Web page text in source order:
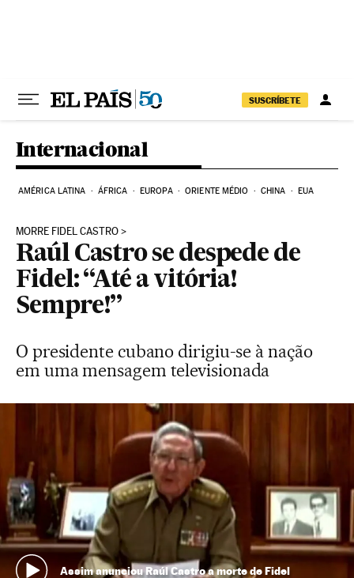
SUSCRÍBETE
Internacional
AMÉRICA LATINA ÁFRICA EUROPA ORIENTE MÉDIO CHINA EUA
MORRE FIDEL CASTRO
Raúl Castro se despede de
Fidel: “Até a vitória!
Sempre!”
O presidente cubano dirigiu-se à nação
em uma mensagem televisionada
Assim anunciou Raúl Castro a morte de Fidel